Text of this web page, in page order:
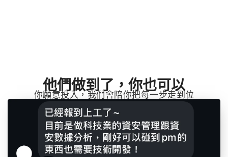
他們做到了，你也可以
你願意投入，我們會陪你把每一步走到位